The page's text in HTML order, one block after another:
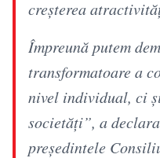
creșterea
Împreună putem
transformatoare a
nivel individual, ci
societăți”, a
președintele